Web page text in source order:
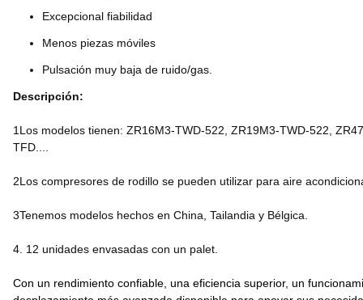
Excepcional fiabilidad
Menos piezas móviles
Pulsación muy baja de ruido/gas.
Descripción:
1Los modelos tienen: ZR16M3-TWD-522, ZR19M3-TWD-522,
TFD....
2Los compresores de rodillo se pueden utilizar para aire
3Tenemos modelos hechos en China, Tailandia y Bélgica.
4. 12 unidades envasadas con un palet.
Con un rendimiento confiable, una eficiencia superior, un